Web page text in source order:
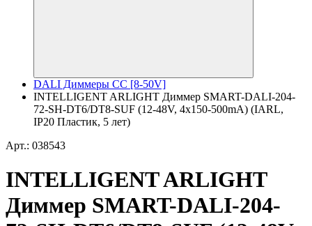
DALI Диммеры CC [8-50V]
INTELLIGENT ARLIGHT Диммер SMART-DALI-204-
72-SH-DT6/DT8-SUF (12-48V, 4x150-500mA) (IARL,
IP20 Пластик, 5 лет)
Арт.: 038543
INTELLIGENT ARLIGHT
Диммер SMART-DALI-204-